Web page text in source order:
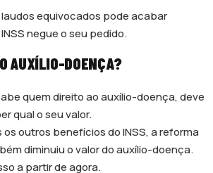
equivocados pode acabar
negue o seu pedido.
AUXÍLIO-DOENÇA?
quem direito ao auxílio-doença, deve
qual o seu valor.
os outros benefícios do INSS, a reforma
diminuiu o valor do auxílio-doença.
a partir de agora.